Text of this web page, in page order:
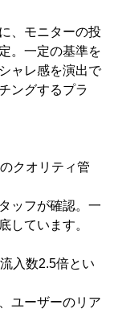
、モニターの投
。一定の基準を
ャレ感を演出で
ングするプラ
クオリティ管
ッフが確認。一
しています。
入数2.5倍とい
ユーザーのリア